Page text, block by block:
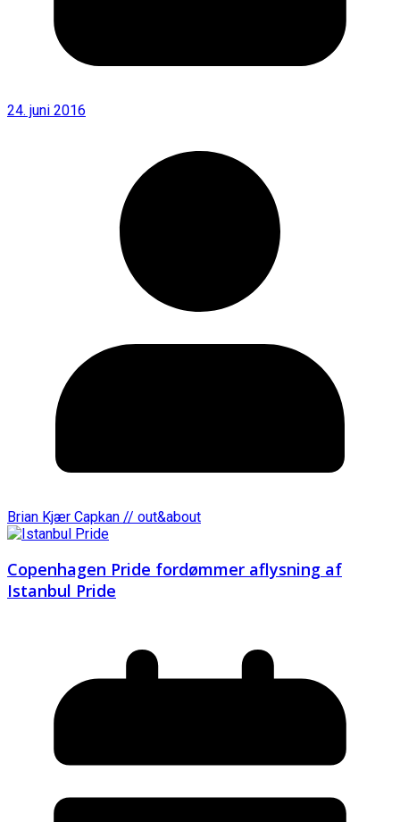
24. juni 2016
Brian Kjær Capkan // out&about
Copenhagen Pride fordømmer aflysning af
Istanbul Pride